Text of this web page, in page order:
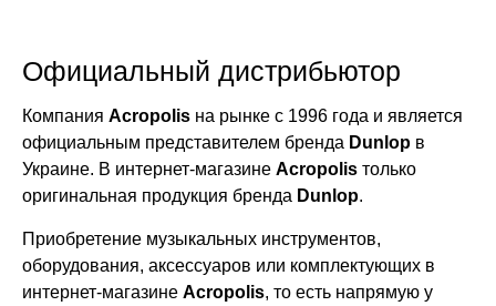
Официальный дистрибьютор
Компания Acropolis на рынке с 1996 года и является
официальным представителем бренда Dunlop в
Украине. В интернет-магазине Acropolis только
оригинальная продукция бренда Dunlop.
Приобретение музыкальных инструментов,
оборудования, аксессуаров или комплектующих в
интернет-магазине Acropolis, то есть напрямую у